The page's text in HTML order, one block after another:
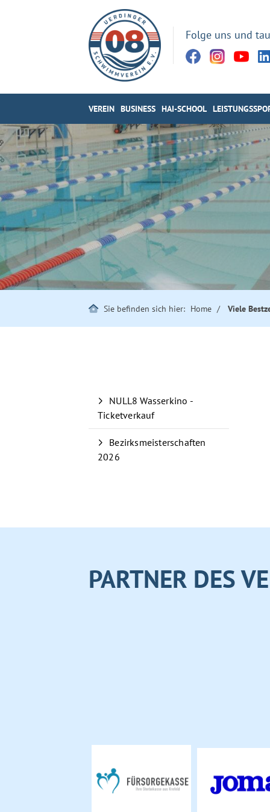
Folge uns und
VEREIN BUSINESS HAI-SCHOOL
Sie befinden sich hier: Home Viele
NULL8 Wasserkino -
Ticketverkauf
Bezirksmeisterschaften
2026
PARTNER DES